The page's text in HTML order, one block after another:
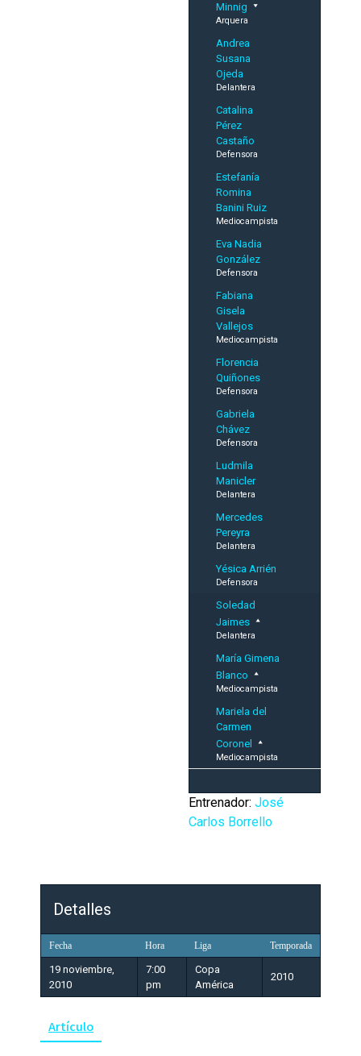
Minnig
Arquera
Andrea
Susana
Ojeda
Delantera
Catalina
Pérez
Castaño
Defensora
Estefanía
Romina
Banini Ruiz
Mediocampista
Eva Nadia
González
Defensora
Fabiana
Gisela
Vallejos
Mediocampista
Florencia
Quiñones
Defensora
Gabriela
Chávez
Defensora
Ludmila
Manicler
Delantera
Mercedes
Pereyra
Delantera
Yésica Arrién
Defensora
Soledad
Jaimes
Delantera
María Gimena
Blanco
Mediocampista
Mariela del
Carmen
Coronel
Mediocampista
Entrenador: José
Carlos Borrello
Detalles
Fecha Hora Liga Temporada
19 noviembre,
2010
7:00
pm
Copa
América
2010
Artículo